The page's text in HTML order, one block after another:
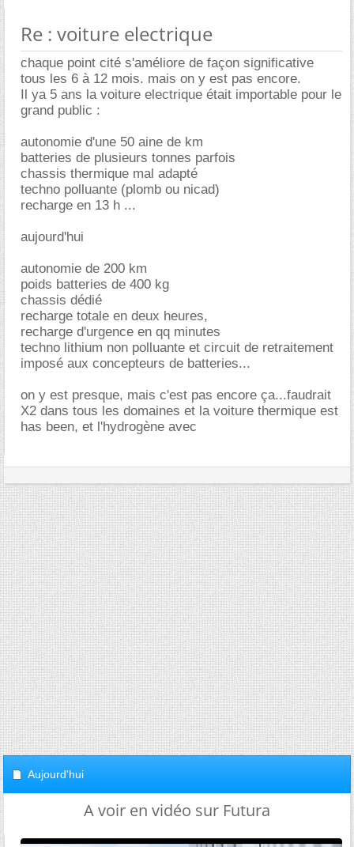
Re : voiture electrique
chaque point cité s'améliore de façon significative
tous les 6 à 12 mois. mais on y est pas encore.
Il ya 5 ans la voiture electrique était importable pour le
grand public :
autonomie d'une 50 aine de km
batteries de plusieurs tonnes parfois
chassis thermique mal adapté
techno polluante (plomb ou nicad)
recharge en 13 h ...
aujourd'hui
autonomie de 200 km
poids batteries de 400 kg
chassis dédié
recharge totale en deux heures,
recharge d'urgence en qq minutes
techno lithium non polluante et circuit de retraitement
imposé aux concepteurs de batteries...
on y est presque, mais c'est pas encore ça...faudrait
X2 dans tous les domaines et la voiture thermique est
has been, et l'hydrogène avec
Aujourd'hui
A voir en vidéo sur Futura